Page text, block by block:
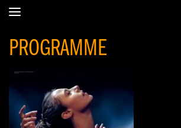
PROGRAMME